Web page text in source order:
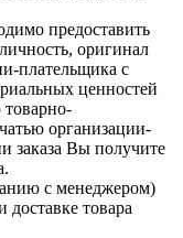
предоставить
оригинал
плательщика с
ценностей
товарно-
организации-
заказа Вы получите
с менеджером)
товара